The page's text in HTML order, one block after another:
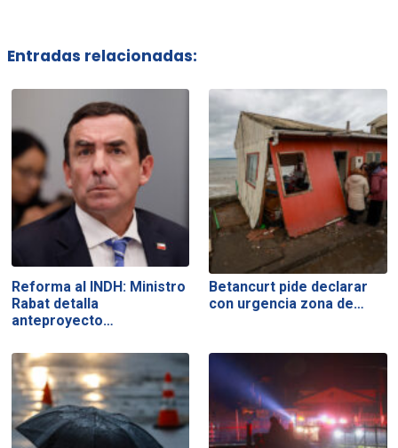
Entradas relacionadas:
Reforma al INDH: Ministro
Rabat detalla
anteproyecto…
Betancurt pide declarar
con urgencia zona de…